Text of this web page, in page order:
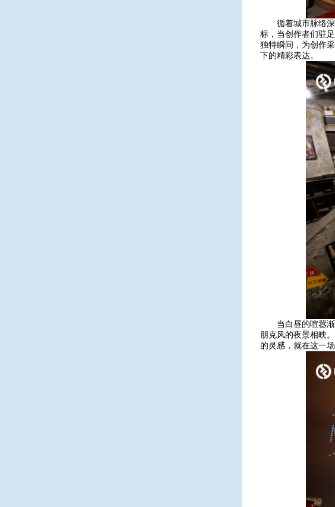
循着城市脉络
标，当创作者们驻
独特瞬间，为创作
下的精彩表达。
当白昼的喧嚣
朋克风的夜景相映
的灵感，就在这一